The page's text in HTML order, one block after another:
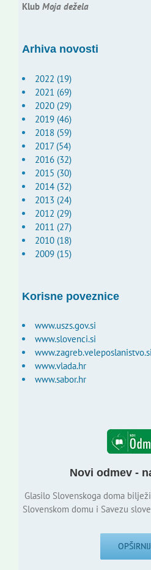
Klub Moja dežela
Arhiva novosti
2022 (19)
2021 (69)
2020 (29)
2019 (46)
2018 (59)
2017 (54)
2016 (32)
2015 (30)
2014 (32)
2013 (24)
2012 (29)
2011 (27)
2010 (18)
2009 (15)
Korisne poveznice
www.uszs.gov.si
www.slovenci.si
www.zagreb.veleposlanistvo.si
www.vlada.hr
www.sabor.hr
Novi odmev -
Glasilo Slovenskoga doma
Slovenskom domu i Savezu